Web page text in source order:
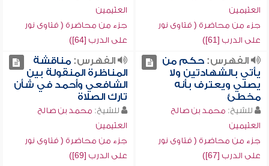
العثيمين
جزء من محاضرة ( فتاوى نور
على الدرب [61])
العثيمين
جزء من محاضرة ( فتاوى نور
على الدرب [64])
الفهرس:حكم من
يأتي بالشهادتين ولا
يصلي ويعترف بأنه
مخطئ
للشيخ: محمد بن صالح
العثيمين
جزء من محاضرة ( فتاوى نور
على الدرب [67])
الفهرس:مناقشة
المناظرة المنقولة بين
الشافعي وأحمد في شأن
تارك الصلاة
للشيخ: محمد بن صالح
العثيمين
جزء من محاضرة ( فتاوى نور
على الدرب [69])